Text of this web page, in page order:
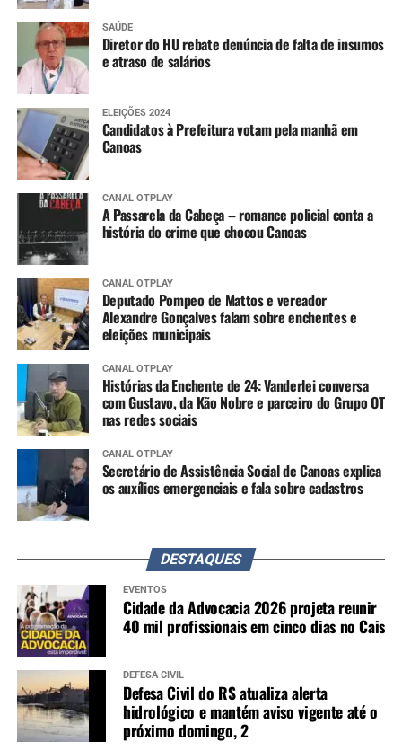
SAÚDE
Diretor do HU rebate denúncia de falta de insumos
e atraso de salários
ELEIÇÕES 2024
Candidatos à Prefeitura votam pela manhã em
Canoas
CANAL OTPLAY
A Passarela da Cabeça – romance policial conta a
história do crime que chocou Canoas
CANAL OTPLAY
Deputado Pompeo de Mattos e vereador
Alexandre Gonçalves falam sobre enchentes e
eleições municipais
CANAL OTPLAY
Histórias da Enchente de 24: Vanderlei conversa
com Gustavo, da Kão Nobre e parceiro do Grupo OT
nas redes sociais
CANAL OTPLAY
Secretário de Assistência Social de Canoas explica
os auxílios emergenciais e fala sobre cadastros
DESTAQUES
EVENTOS
Cidade da Advocacia 2026 projeta reunir
40 mil profissionais em cinco dias no Cais
DEFESA CIVIL
Defesa Civil do RS atualiza alerta
hidrológico e mantém aviso vigente até o
próximo domingo, 2